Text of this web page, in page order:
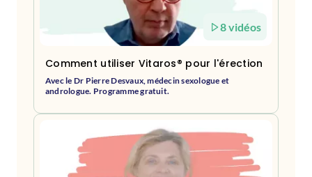
8 vidéos
Comment utiliser Vitaros® pour l'érection
Avec le Dr Pierre Desvaux, médecin sexologue et
andrologue. Programme gratuit.